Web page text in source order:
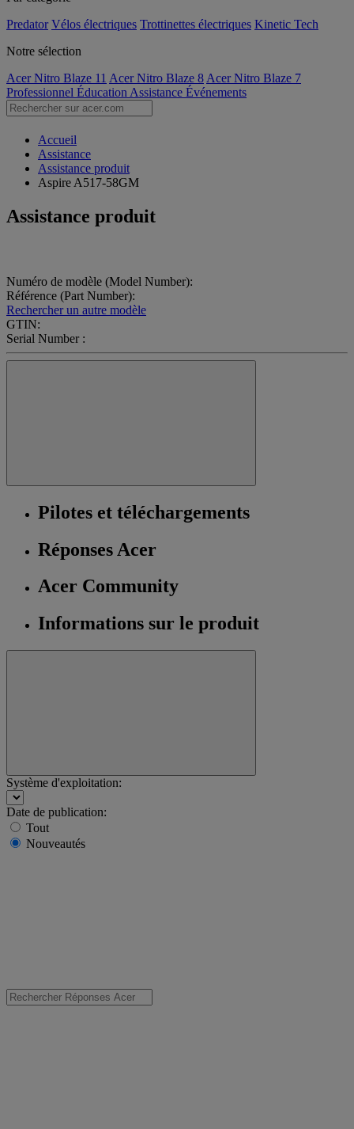
Predator Vélos électriques Trottinettes électriques Kinetic Tech
Notre sélection
Acer Nitro Blaze 11 Acer Nitro Blaze 8 Acer Nitro Blaze 7
Professionnel Éducation Assistance Événements
Accueil
Assistance
Assistance produit
Aspire A517-58GM
Assistance produit
Numéro de modèle (Model Number):
Référence (Part Number):
Rechercher un autre modèle
GTIN:
Serial Number :
Pilotes et téléchargements
Réponses Acer
Acer Community
Informations sur le produit
Système d'exploitation:
Date de publication:
Tout
Nouveautés